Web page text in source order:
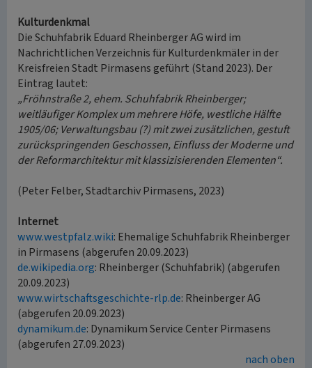
Kulturdenkmal
Die Schuhfabrik Eduard Rheinberger AG wird im
Nachrichtlichen Verzeichnis für Kulturdenkmäler in der
Kreisfreien Stadt Pirmasens geführt (Stand 2023). Der
Eintrag lautet:
„Fröhnstraße 2, ehem. Schuhfabrik Rheinberger;
weitläufiger Komplex um mehrere Höfe, westliche Hälfte
1905/06; Verwaltungsbau (?) mit zwei zusätzlichen, gestuft
zurückspringenden Geschossen, Einfluss der Moderne und
der Reformarchitektur mit klassizisierenden Elementen“.
(Peter Felber, Stadtarchiv Pirmasens, 2023)
Internet
www.westpfalz.wiki: Ehemalige Schuhfabrik Rheinberger
in Pirmasens (abgerufen 20.09.2023)
de.wikipedia.org: Rheinberger (Schuhfabrik) (abgerufen
20.09.2023)
www.wirtschaftsgeschichte-rlp.de: Rheinberger AG
(abgerufen 20.09.2023)
dynamikum.de: Dynamikum Service Center Pirmasens
(abgerufen 27.09.2023)
nach oben